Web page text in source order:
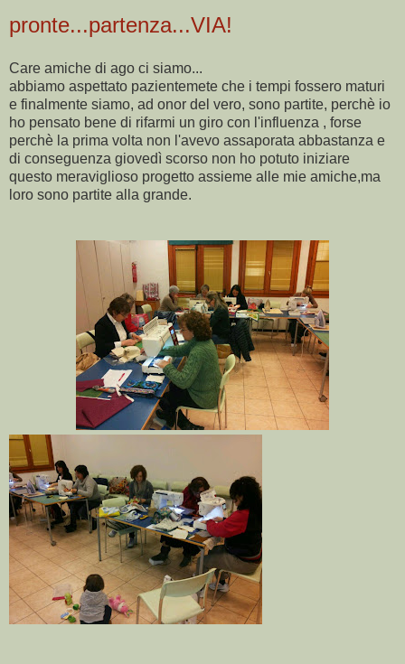
pronte...partenza...VIA!
Care amiche di ago ci siamo...
abbiamo aspettato pazientemete che i tempi fossero maturi
e finalmente siamo, ad onor del vero, sono partite, perchè io
ho pensato bene di rifarmi un giro con l'influenza , forse
perchè la prima volta non l'avevo assaporata abbastanza e
di conseguenza giovedì scorso non ho potuto iniziare
questo meraviglioso progetto assieme alle mie amiche,ma
loro sono partite alla grande.